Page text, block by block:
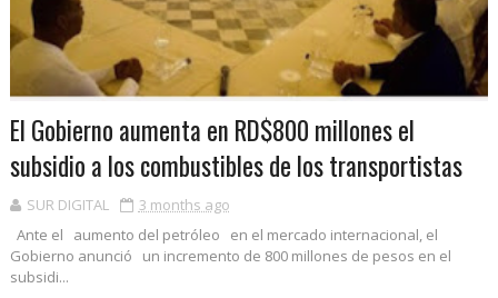
El Gobierno aumenta en RD$800 millones el
subsidio a los combustibles de los transportistas
SUR DIGITAL
3 months ago
Ante el aumento del petróleo en el mercado internacional, el
Gobierno anunció un incremento de 800 millones de pesos en el
subsidi...